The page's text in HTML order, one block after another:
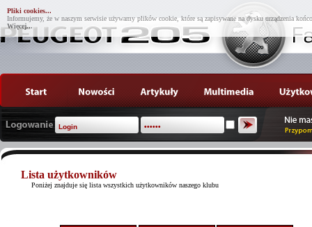
Pliki cookies...
Informujemy, że w naszym serwisie używamy plików cookie, które są zapisywane na dysku urządzenia
Więcej...
Lista użytkowników
Poniżej znajduje się lista wszystkich użytkowników naszego klubu